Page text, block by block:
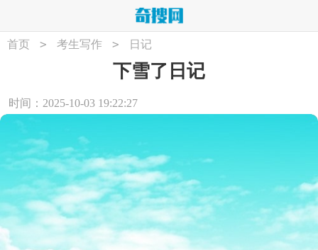
首页 > 考生写作 > 日记
下雪了日记
时间：2025-10-03 19:22:27